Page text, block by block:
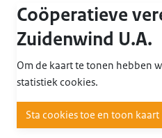
Coöperatieve
Zuidenwind U.A.
Om de kaart te tonen hebben
statistiek cookies.
Sta cookies toe en toon kaart